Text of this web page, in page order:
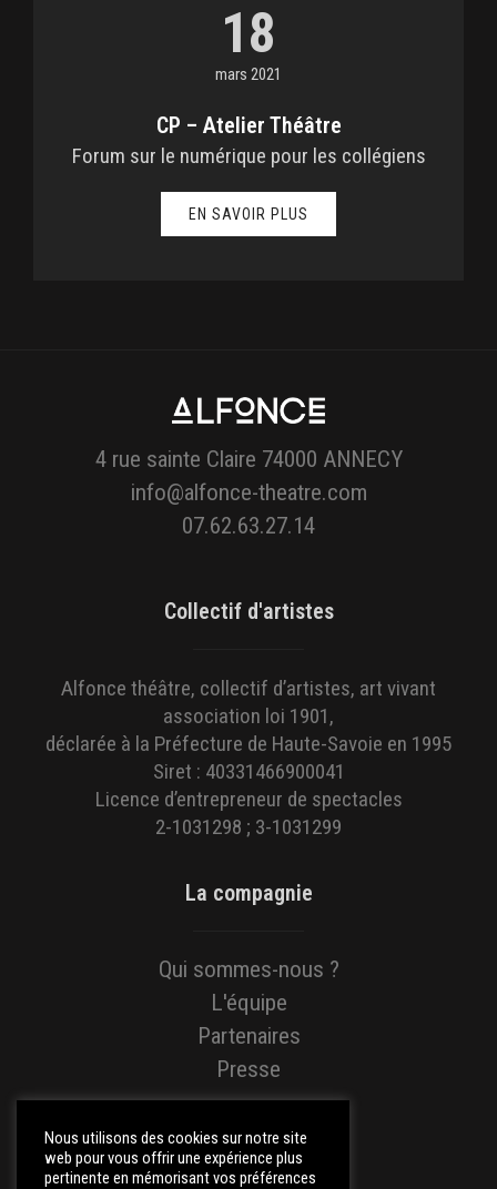
18
mars 2021
CP – Atelier Théâtre
Forum sur le numérique pour les collégiens
EN SAVOIR PLUS
4 rue sainte Claire 74000 ANNECY
info@alfonce-theatre.com
07.62.63.27.14
Collectif d'artistes
Alfonce théâtre, collectif d’artistes, art vivant
association loi 1901,
déclarée à la Préfecture de Haute-Savoie en 1995
Siret : 40331466900041
Licence d’entrepreneur de spectacles
2-1031298 ; 3-1031299
La compagnie
Qui sommes-nous ?
L'équipe
Partenaires
Presse
Nous utilisons des cookies sur notre site
web pour vous offrir une expérience plus
pertinente en mémorisant vos préférences